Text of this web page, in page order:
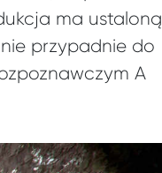
ma ustaloną
przypadnie do
A